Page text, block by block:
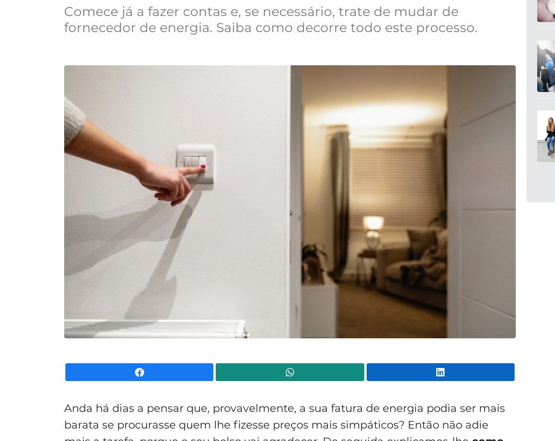
Comece já a fazer contas e, se necessário, trate de mudar de
fornecedor de energia. Saiba como decorre todo este processo.
Anda há dias a pensar que, provavelmente, a sua fatura de energia podia ser mais
barata se procurasse quem lhe fizesse preços mais simpáticos? Então não adie